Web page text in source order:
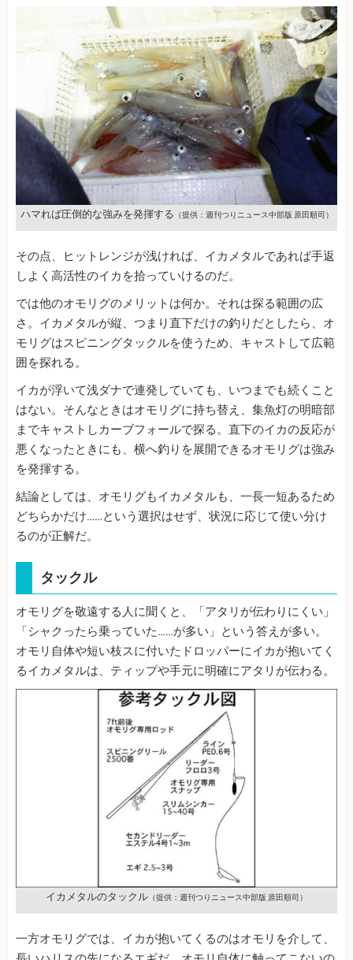
ハマれば圧倒的な強みを発揮する （提供：週刊つりニュース中部版 原田順司）
その点、ヒットレンジが浅ければ、イカメタルであれば手返
しよく高活性のイカを拾っていけるのだ。
では他のオモリグのメリットは何か。それは探る範囲の広
さ。イカメタルが縦、つまり直下だけの釣りだとしたら、オ
モリグはスピニングタックルを使うため、キャストして広範
囲を探れる。
イカが浮いて浅ダナで連発していても、いつまでも続くこと
はない。そんなときはオモリグに持ち替え、集魚灯の明暗部
までキャストしカーブフォールで探る。直下のイカの反応が
悪くなったときにも、横へ釣りを展開できるオモリグは強み
を発揮する。
結論としては、オモリグもイカメタルも、一長一短あるため
どちらかだけ……という選択はせず、状況に応じて使い分け
るのが正解だ。
タックル
オモリグを敬遠する人に聞くと、「アタリが伝わりにくい」
「シャクったら乗っていた……が多い」という答えが多い。
オモリ自体や短い枝スに付いたドロッパーにイカが抱いてく
るイカメタルは、ティップや手元に明確にアタリが伝わる。
イカメタルのタックル （提供：週刊つりニュース中部版 原田順司）
一方オモリグでは、イカが抱いてくるのはオモリを介して、